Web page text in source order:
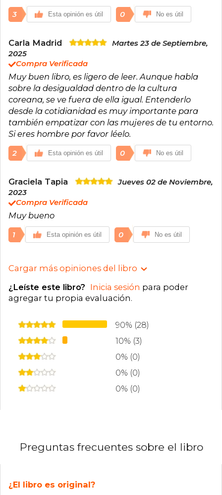
3 Esta opinión es útil 0 No es útil
Carla Madrid
Martes 23 de Septiembre,
2025
Compra Verificada
Muy buen libro, es ligero de leer. Aunque habla
sobre la desigualdad dentro de la cultura
coreana, se ve fuera de ella igual. Entenderlo
desde la cotidianidad es muy importante para
también empatizar con las mujeres de tu entorno.
Si eres hombre por favor léelo.
2 Esta opinión es útil 0 No es útil
Graciela Tapia
Jueves 02 de Noviembre,
2023
Compra Verificada
Muy bueno
1 Esta opinión es útil 0 No es útil
Cargar más opiniones del libro
¿Leíste este libro? Inicia sesión para poder
agregar tu propia evaluación.
90% (28)
10% (3)
0% (0)
0% (0)
0% (0)
Preguntas frecuentes sobre el libro
¿El libro es original?